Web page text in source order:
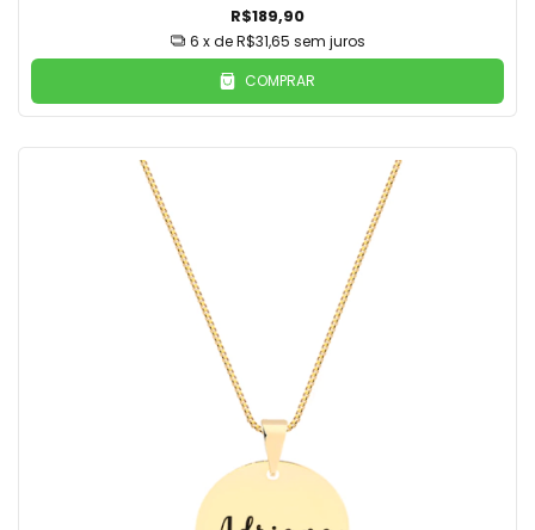
R$189,90
6 x deR$31,65 sem juros
COMPRAR